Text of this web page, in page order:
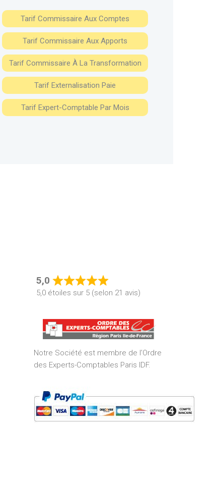
Tarif Commissaire Aux Comptes
Tarif Commissaire Aux Apports
Tarif Commissaire À La Transformation
Tarif Externalisation Paie
Tarif Expert-Comptable Par Mois
5,0
Rated
5,0
5
5,0 étoiles sur 5 (selon 21 avis)
Notre Société est membre de l’Ordre
des Experts-Comptables Paris IDF.